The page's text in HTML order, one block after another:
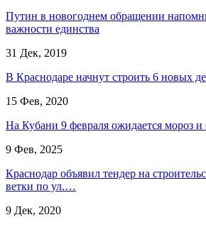
Путин в новогоднем обращении
важности единства
31 Дек, 2019
В Краснодаре начнут строить 6 новых
15 Фев, 2020
На Кубани 9 февраля ожидается мороз и
9 Фев, 2025
Краснодар объявил тендер на
ветки по ул.…
9 Дек, 2020